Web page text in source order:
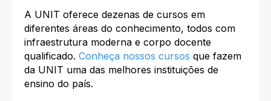
A UNIT oferece dezenas de cursos em
diferentes áreas do conhecimento, todos com
infraestrutura moderna e corpo docente
qualificado. Conheça nossos cursos que fazem
da UNIT uma das melhores instituições de
ensino do país.